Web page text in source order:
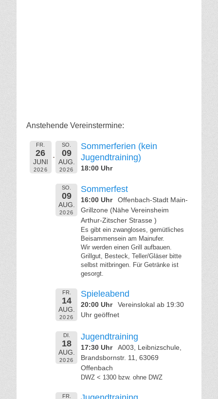
Anstehende Vereinstermine:
FR.
26
JUNI
2026
SO.
09
AUG.
2026
Sommerferien (kein
Jugendtraining)
18:00 Uhr
SO.
09
AUG.
2026
Sommerfest
16:00 Uhr
Offenbach-Stadt Main-
Grillzone (Nähe Vereinsheim
Arthur-Zitscher Strasse )
Es gibt ein zwangloses, gemütliches
Beisammensein am Mainufer.
Wir werden einen Grill aufbauen.
Grillgut, Besteck, Teller/Gläser bitte
selbst mitbringen. Für Getränke ist
gesorgt.
FR.
14
AUG.
2026
Spieleabend
20:00 Uhr
Vereinslokal ab 19:30
Uhr geöffnet
DI.
18
AUG.
2026
Jugendtraining
17:30 Uhr
A003, Leibnizschule,
Brandsbornstr. 11, 63069
Offenbach
DWZ < 1300 bzw. ohne DWZ
FR.